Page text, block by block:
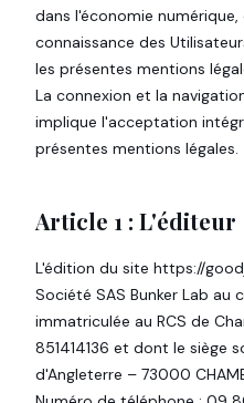
dans l'économie numérique,
connaissance des
les présentes mentions
La connexion et la
implique l'acceptation
présentes mentions légales.
Article 1 : L'éditeur
L'édition du site https://
Société SAS Bunker Lab au
immatriculée au RCS de
851414136 et dont le siège
d'Angleterre – 73000